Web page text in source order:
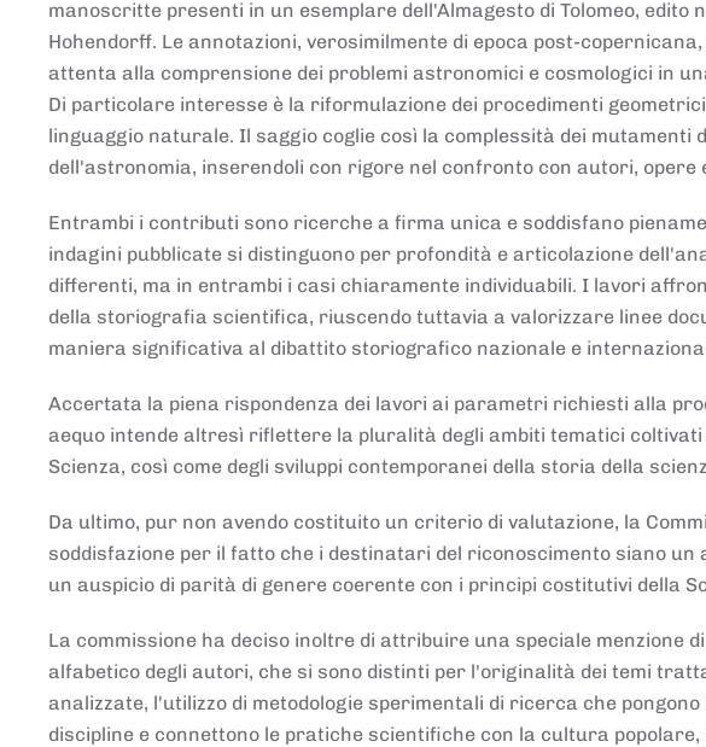
manoscritte presenti in un esemplare dell'Almagesto di Tolomeo, edito
Hohendorff. Le annotazioni, verosimilmente di epoca post-
attenta alla comprensione dei problemi astronomici e cosmologici in
Di particolare interesse è la riformulazione dei procedimenti
linguaggio naturale. Il saggio coglie così la complessità dei mutamenti
dell'astronomia, inserendoli con rigore nel confronto con autori, opere
Entrambi i contributi sono ricerche a firma unica e soddisfano
indagini pubblicate si distinguono per profondità e articolazione
differenti, ma in entrambi i casi chiaramente individuabili. I lavori
della storiografia scientifica, riuscendo tuttavia a valorizzare linee
maniera significativa al dibattito storiografico nazionale e
Accertata la piena rispondenza dei lavori ai parametri richiesti alla
aequo intende altresì riflettere la pluralità degli ambiti tematici
Scienza, così come degli sviluppi contemporanei della storia della
Da ultimo, pur non avendo costituito un criterio di valutazione, la
soddisfazione per il fatto che i destinatari del riconoscimento siano
un auspicio di parità di genere coerente con i principi costitutivi della
La commissione ha deciso inoltre di attribuire una speciale menzione
alfabetico degli autori, che si sono distinti per l'originalità dei temi
analizzate, l'utilizzo di metodologie sperimentali di ricerca che
discipline e connettono le pratiche scientifiche con la cultura